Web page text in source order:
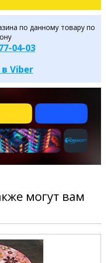
по данному товару по
04-03
Viber
могут вам